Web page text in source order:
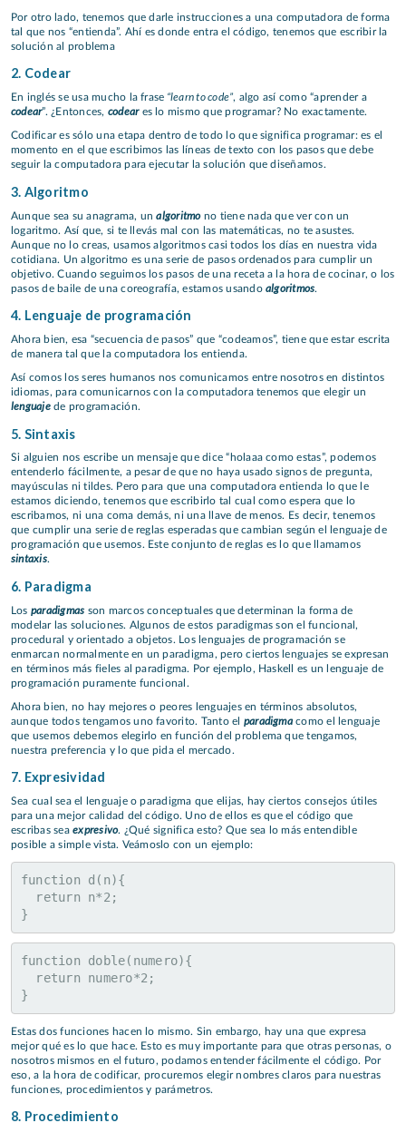
Por otro lado, tenemos que darle instrucciones a una computadora de forma
tal que nos “entienda”. Ahí es donde entra el código, tenemos que escribir la
solución al problema
2. Codear
En inglés se usa mucho la frase “learn to code”, algo así como “aprender a
codear”. ¿Entonces, codeares lo mismo que programar? No exactamente.
Codificar es sólo una etapa dentro de todo lo que significa programar: es el
momento en el que escribimos las líneas de texto con los pasos que debe
seguir la computadora para ejecutar la solución que diseñamos.
3. Algoritmo
Aunque sea su anagrama, unalgoritmono tiene nada que ver con un
logaritmo. Así que, si te llevás mal con las matemáticas, no te asustes.
Aunque no lo creas, usamos algoritmos casi todos los días en nuestra vida
cotidiana. Un algoritmo es una serie de pasos ordenados para cumplir un
objetivo. Cuando seguimos los pasos de una receta a la hora de cocinar, o los
pasos de baile de una coreografía, estamos usandoalgoritmos.
4. Lenguaje de programación
Ahora bien, esa “secuencia de pasos” que “codeamos”, tiene que estar escrita
de manera tal que la computadora los entienda.
Así comos los seres humanos nos comunicamos entre nosotros en distintos
idiomas, para comunicarnos con la computadora tenemos que elegir un
lenguajede programación.
5. Sintaxis
Si alguien nos escribe un mensaje que dice “holaaa como estas”, podemos
entenderlo fácilmente, a pesar de que no haya usado signos de pregunta,
mayúsculas ni tildes. Pero para que una computadora entienda lo que le
estamos diciendo, tenemos que escribirlo tal cual como espera que lo
escribamos, ni una coma demás, ni una llave de menos. Es decir, tenemos
que cumplir una serie de reglas esperadas que cambian según el lenguaje de
programación que usemos. Este conjunto de reglas es lo que llamamos
sintaxis.
6. Paradigma
Los paradigmas son marcos conceptuales que determinan la forma de
modelar las soluciones. Algunos de estos paradigmas son el funcional,
procedural y orientado a objetos. Los lenguajes de programación se
enmarcan normalmente en un paradigma, pero ciertos lenguajes se expresan
en términos más fieles al paradigma. Por ejemplo, Haskell es un lenguaje de
programación puramente funcional.
Ahora bien, no hay mejores o peores lenguajes en términos absolutos,
aunque todos tengamos uno favorito. Tanto el paradigmacomo el lenguaje
que usemos debemos elegirlo en función del problema que tengamos,
nuestra preferencia y lo que pida el mercado.
7. Expresividad
Sea cual sea el lenguaje o paradigma que elijas, hay ciertos consejos útiles
para una mejor calidad del código. Uno de ellos es que el código que
escribas seaexpresivo. ¿Qué significa esto? Que sea lo más entendible
posible a simple vista. Veámoslo con un ejemplo:
function d(n){
  return n*2;
}
function doble(numero){
  return numero*2;
}
Estas dos funciones hacen lo mismo. Sin embargo, hay una que expresa
mejor qué es lo que hace. Esto es muy importante para que otras personas, o
nosotros mismos en el futuro, podamos entender fácilmente el código. Por
eso, a la hora de codificar, procuremos elegir nombres claros para nuestras
funciones, procedimientos y parámetros.
8. Procedimiento